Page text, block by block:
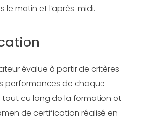
le matin et l’après-midi.
évalue à partir de critères
performances de chaque
au long de la formation et
de certification réalisé en